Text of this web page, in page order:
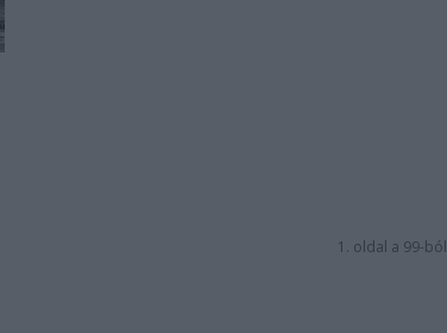
1. oldal a 99-ból